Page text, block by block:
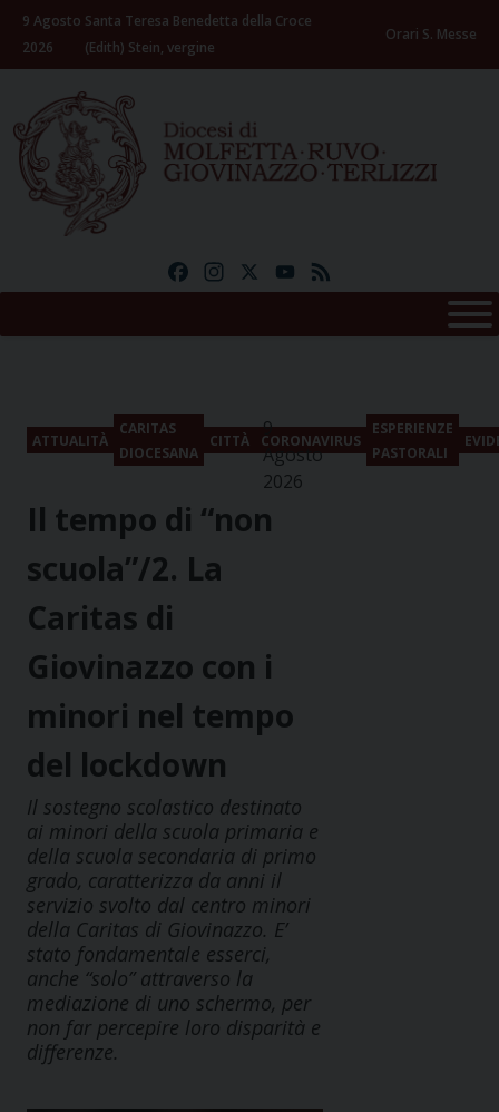
Skip
content
9 Agosto
2026
Santa Teresa Benedetta della Croce
(Edith) Stein, vergine
Orari S. Messe
FacebookInstagramYouTube
ATTUALITÀ
CARITAS
DIOCESANA
CITTÀ CORONAVIRUS
ESPERIENZE
PASTORALI
9
Agosto
2026
Il tempo di “non
scuola”/2. La
Caritas di
Giovinazzo con i
minori nel tempo
del lockdown
Il sostegno scolastico destinato
ai minori della scuola primaria e
della scuola secondaria di primo
grado, caratterizza da anni il
servizio svolto dal centro minori
della Caritas di Giovinazzo. E’
stato fondamentale esserci,
anche “solo” attraverso la
mediazione di uno schermo, per
non far percepire loro disparità e
differenze.